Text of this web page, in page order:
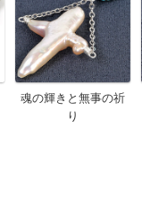
魂の輝きと無事の祈
り